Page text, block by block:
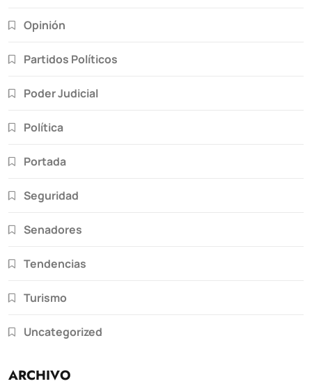
Opinión
Partidos Políticos
Poder Judicial
Política
Portada
Seguridad
Senadores
Tendencias
Turismo
Uncategorized
ARCHIVO